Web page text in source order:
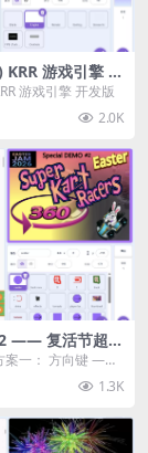
游戏引擎 开
游戏引擎 开发版
2.0K
—— 复活节超级
案一： 方向键 ——
/ 漂移 方案二： ...
1.3K